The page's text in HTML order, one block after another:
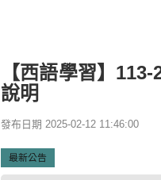
【西語學習】
說明
發布日期 2025-02-12 11:46:00
最新公告